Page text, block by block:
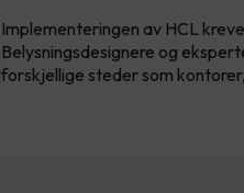
Implementeringen av HCL
Belysningsdesignere og
forskjellige steder som